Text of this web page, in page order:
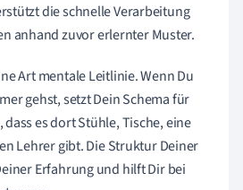
die schnelle Verarbeitung
anhand zuvor erlernter Muster.
Art mentale Leitlinie. Wenn Du
gehst, setzt Dein Schema für
es dort Stühle, Tische, eine
Lehrer gibt. Die Struktur Deiner
Erfahrung und hilft Dir bei